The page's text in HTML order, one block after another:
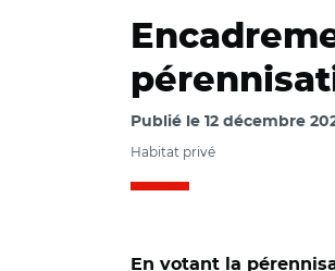
Publié le 12 décembre
Habitat privé
En votant la